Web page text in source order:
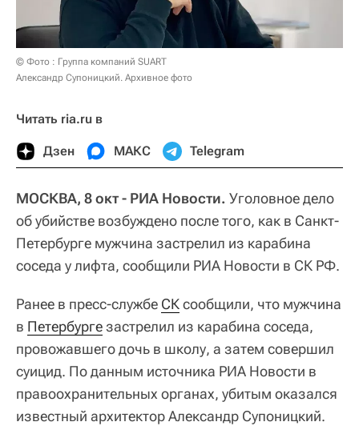
© Фото : Группа компаний SUART
Александр Супоницкий. Архивное фото
Читать ria.ru в
Дзен МАКС Telegram
МОСКВА, 8 окт - РИА Новости. Уголовное дело
об убийстве возбуждено после того, как в Санкт-
Петербурге мужчина застрелил из карабина
соседа у лифта, сообщили РИА Новости в СК РФ.
Ранее в пресс-службе СКсообщили, что мужчина
в Петербургезастрелил из карабина соседа,
провожавшего дочь в школу, а затем совершил
суицид. По данным источника РИА Новости в
правоохранительных органах, убитым оказался
известный архитектор Александр Супоницкий.